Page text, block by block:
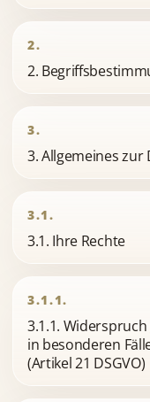
2.
2.
3.
3. Allgemeines
3.1.
3.1. Ihre Rechte
3.1.1.
3.1.1.
in besonderen
(Artikel 21 DSGVO)